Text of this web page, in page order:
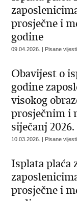
prosječne i
godine
09.04.2026. | Pisane
Obavijest o
godine
visokog
prosječnim i
siječanj
10.03.2026. | Pisane
Isplata plaća
prosječne i